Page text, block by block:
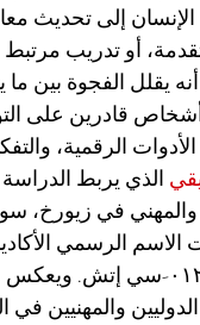
الإنسان إلى تحديث
أو تدريب
أنه يقلل الفجوة بين ما
قادرين على
الرقمية،
الذي يربط الدراسة
والمهني في زيورخ،
في سويسرا منذ عام ٢٠١٣ تحت
برقم تسجيل سويسري: ٩-١٣٤-
والمهنيين